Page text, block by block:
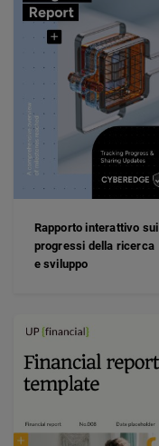
Rapporto interattivo sui
progressi della ricerca
e sviluppo